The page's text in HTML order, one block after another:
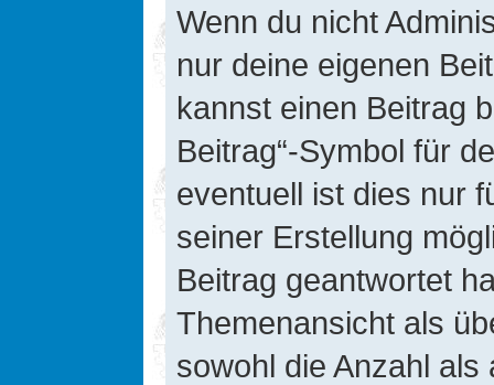
Wenn du nicht
nur deine eigenen
kannst einen Beitrag
Beitrag“-Symbol für
eventuell ist dies nur
seiner Erstellung
Beitrag geantwortet
Themenansicht als
sowohl die Anzahl